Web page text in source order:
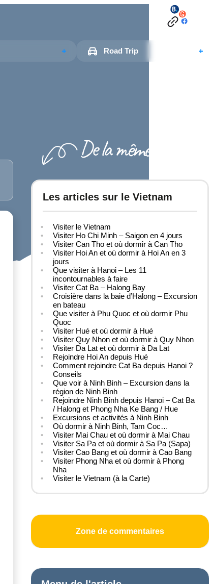
Road Trip
Les articles sur le Vietnam
Visiter le Vietnam
Visiter Ho Chi Minh – Saigon en 4 jours
Visiter Can Tho et où dormir à Can Tho
Visiter Hoi An et où dormir à Hoi An en 3
jours
Que visiter à Hanoi – Les 11
incontournables à faire
Visiter Cat Ba – Halong Bay
Croisière dans la baie d’Halong – Excursion
en bateau
Que visiter à Phu Quoc et où dormir Phu
Quoc
Visiter Hué et où dormir à Hué
Visiter Quy Nhon et où dormir à Quy Nhon
Visiter Da Lat et où dormir à Da Lat
Rejoindre Hoi An depuis Hué
Comment rejoindre Cat Ba depuis Hanoi ?
Conseils
Que voir à Ninh Binh – Excursion dans la
région de Ninh Binh
Rejoindre Ninh Binh depuis Hanoi – Cat Ba
/ Halong et Phong Nha Ke Bang / Hue
Excursions et activités à Ninh Binh
Où dormir à Ninh Binh, Tam Coc…
Visiter Mai Chau et où dormir à Mai Chau
Visiter Sa Pa et où dormir à Sa Pa (Sapa)
Visiter Cao Bang et où dormir à Cao Bang
Visiter Phong Nha et où dormir à Phong
Nha
Visiter le Vietnam (à la Carte)
Zone de commentaires